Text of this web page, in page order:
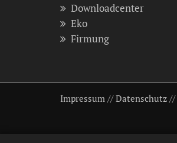
Downloadcenter
Eko
Firmung
Impressum //Datenschutz //